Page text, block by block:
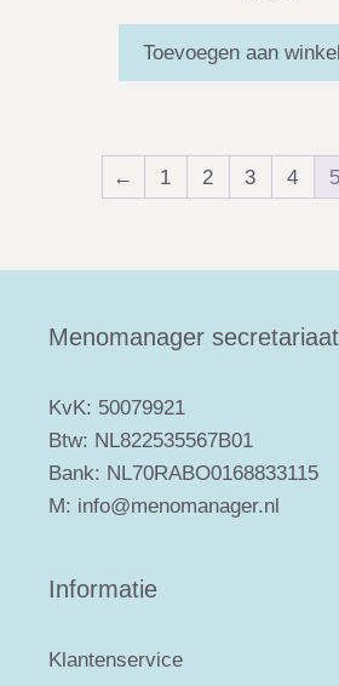
Toevoegen aan
← 1 2 3 4 5
Menomanager secretariaat
KvK: 50079921
Btw: NL822535567B01
Bank: NL70RABO0168833115
M: info@menomanager.nl
Informatie
Klantenservice